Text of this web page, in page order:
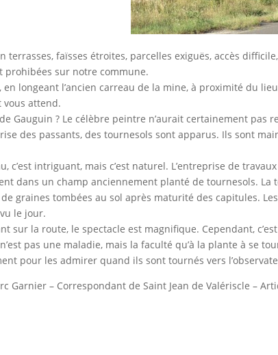
terrasses, faïsses étroites, parcelles exiguës, accès
prohibées sur notre commune.
en longeant l’ancien carreau de la mine, à proximité du
vous attend.
Gauguin ? Le célèbre peintre n’aurait certainement
des passants, des tournesols sont apparus. Ils sont
c’est intriguant, mais c’est naturel. L’entreprise de
dans un champ anciennement planté de tournesols.
graines tombées au sol après maturité des capitules.
le jour.
sur la route, le spectacle est magnifique. Cependant,
pas une maladie, mais la faculté qu’à la plante à se
pour les admirer quand ils sont tournés vers
Garnier – Correspondant de Saint Jean de Valériscle –